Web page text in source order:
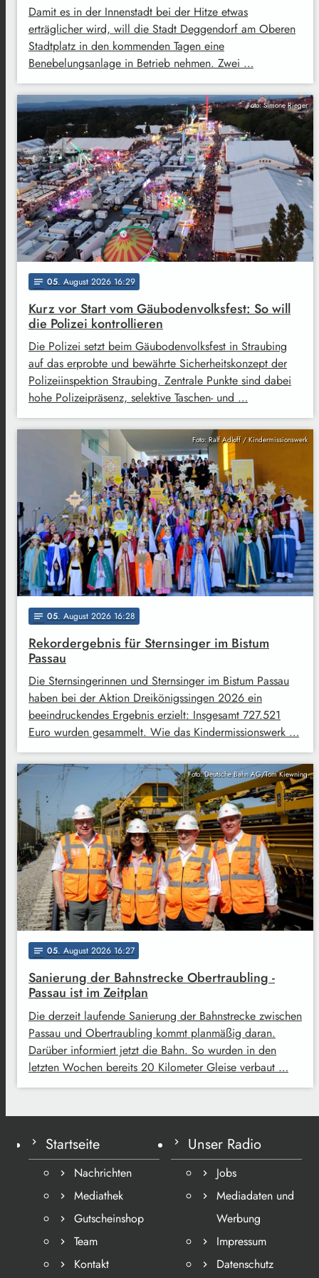
Damit es in der Innenstadt bei der Hitze etwas
erträglicher wird, will die Stadt Deggendorf am Oberen
Stadtplatz in den kommenden Tagen eine
Benebelungsanlage in Betrieb nehmen. Zwei …
Foto: Simone Rieger
notes 05. August 2026 16:29
Kurz vor Start vom Gäubodenvolksfest: So will
die Polizei kontrollieren
Die Polizei setzt beim Gäubodenvolksfest in Straubing
auf das erprobte und bewährte Sicherheitskonzept der
Polizeiinspektion Straubing. Zentrale Punkte sind dabei
hohe Polizeipräsenz, selektive Taschen- und …
Foto: Ralf Adloff / Kindermissionswerk
notes 05. August 2026 16:28
Rekordergebnis für Sternsinger im Bistum
Passau
Die Sternsingerinnen und Sternsinger im Bistum Passau
haben bei der Aktion Dreikönigssingen 2026 ein
beeindruckendes Ergebnis erzielt: Insgesamt 727.521
Euro wurden gesammelt. Wie das Kindermissionswerk …
Foto: Deutsche Bahn AG/Tom Kiewning
notes 05. August 2026 16:27
Sanierung der Bahnstrecke Obertraubling -
Passau ist im Zeitplan
Die derzeit laufende Sanierung der Bahnstrecke zwischen
Passau und Obertraubling kommt planmäßig daran.
Darüber informiert jetzt die Bahn. So wurden in den
letzten Wochen bereits 20 Kilometer Gleise verbaut …
Startseite
Nachrichten
Mediathek
Gutscheinshop
Team
Kontakt
Unser Radio
Jobs
Mediadaten und
Werbung
Impressum
Datenschutz